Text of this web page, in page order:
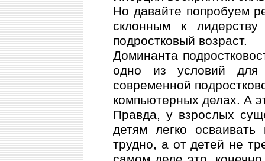
Но давайте попробуем
склонным к
подростковый возраст.
Доминанта
одно из условий для
современной
компьютерных делах. А
Правда, у взрослых
детям легко
трудно, а от детей не